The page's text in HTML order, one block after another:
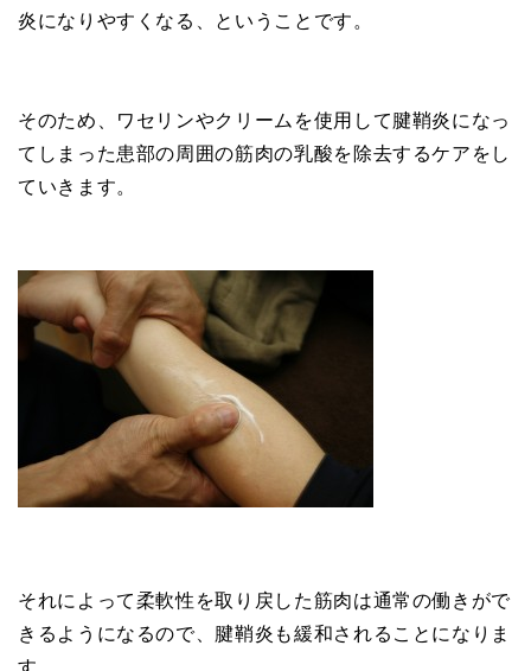
炎になりやすくなる、ということです。
そのため、ワセリンやクリームを使用して腱鞘炎になっ
てしまった患部の周囲の筋肉の乳酸を除去するケアをし
ていきます。
それによって柔軟性を取り戻した筋肉は通常の働きがで
きるようになるので、腱鞘炎も緩和されることになりま
す。